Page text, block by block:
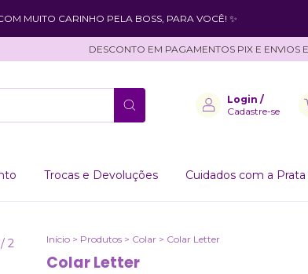
MUITO CARINHO PELA BOSS, PARA VOCÊ! ✨
DESCONTO EM PAGAMENTOS PIX E ENVIOS
Login /
Cadastre-se
Trocas e Devoluções Cuidados com a Prata
/ 2 Início > Produtos > Colar > Colar Letter
Colar Letter